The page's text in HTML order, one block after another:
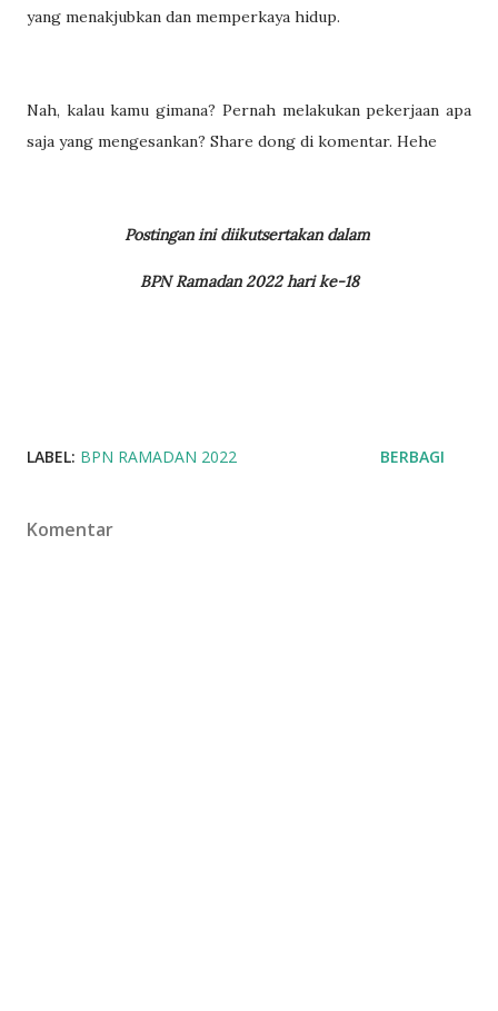
yang menakjubkan dan memperkaya hidup.
Nah, kalau kamu gimana? Pernah melakukan pekerjaan apa
saja yang mengesankan? Share dong di komentar. Hehe
Postingan ini diikutsertakan dalam
BPN Ramadan 2022 hari ke-18
LABEL: BPN RAMADAN 2022 BERBAGI
Komentar